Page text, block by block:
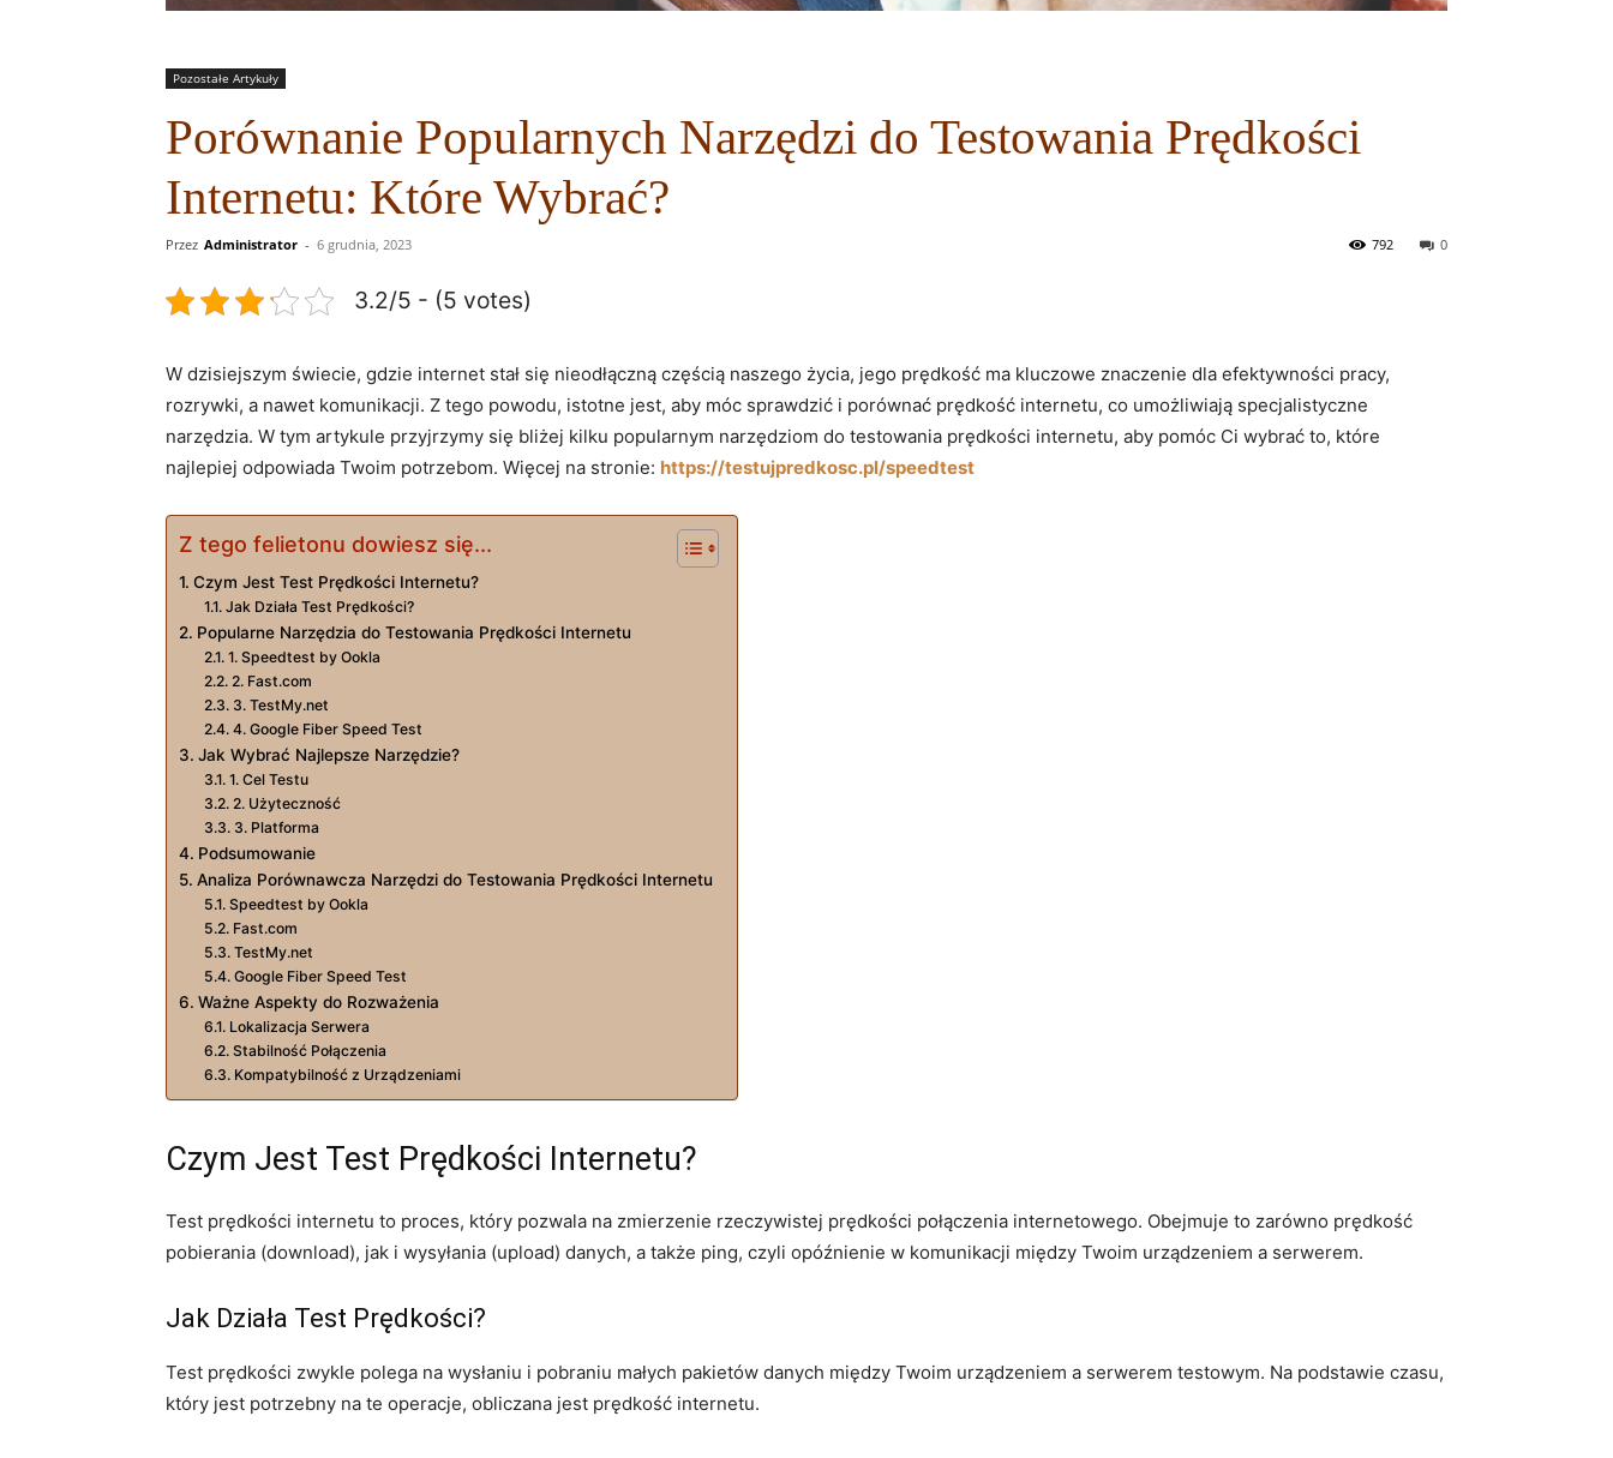
Pozostałe Artykuły
Porównanie Popularnych Narzędzi do Testowania Prędkości
Internetu: Które Wybrać?
Przez Administrator - 6 grudnia, 2023 0
792
3.2/5 - (5 votes)
W dzisiejszym świecie, gdzie internet stał się nieodłączną częścią naszego życia, jego prędkość ma kluczowe znaczenie dla efektywności pracy,
rozrywki, a nawet komunikacji. Z tego powodu, istotne jest, aby móc sprawdzić i porównać prędkość internetu, co umożliwiają specjalistyczne
narzędzia. W tym artykule przyjrzymy się bliżej kilku popularnym narzędziom do testowania prędkości internetu, aby pomóc Ci wybrać to, które
najlepiej odpowiada Twoim potrzebom. Więcej na stronie: https://testujpredkosc.pl/speedtest
Z tego felietonu dowiesz się...
Czym Jest Test Prędkości Internetu?
Jak Działa Test Prędkości?
Popularne Narzędzia do Testowania Prędkości Internetu
1. Speedtest by Ookla
2. Fast.com
3. TestMy.net
4. Google Fiber Speed Test
Jak Wybrać Najlepsze Narzędzie?
1. Cel Testu
2. Użyteczność
3. Platforma
Podsumowanie
Analiza Porównawcza Narzędzi do Testowania Prędkości Internetu
Speedtest by Ookla
Fast.com
TestMy.net
Google Fiber Speed Test
Ważne Aspekty do Rozważenia
Lokalizacja Serwera
Stabilność Połączenia
Kompatybilność z Urządzeniami
Czym Jest Test Prędkości Internetu?
Test prędkości internetu to proces, który pozwala na zmierzenie rzeczywistej prędkości połączenia internetowego. Obejmuje to zarówno prędkość
pobierania (download), jak i wysyłania (upload) danych, a także ping, czyli opóźnienie w komunikacji między Twoim urządzeniem a serwerem.
Jak Działa Test Prędkości?
Test prędkości zwykle polega na wysłaniu i pobraniu małych pakietów danych między Twoim urządzeniem a serwerem testowym. Na podstawie czasu,
który jest potrzebny na te operacje, obliczana jest prędkość internetu.